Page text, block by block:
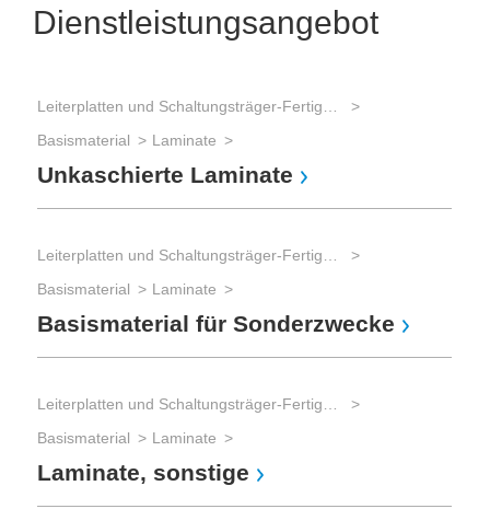
Dienstleistungsangebot
Basismaterial
Laminate
Unkaschierte Laminate
Basismaterial
Laminate
Basismaterial für Sonderzwecke
Basismaterial
Laminate
Laminate, sonstige